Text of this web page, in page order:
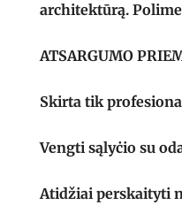
architektūrą.
ATSARGUMO
Skirta tik
Vengti sąlyċio su
Atidžiai perskaityti